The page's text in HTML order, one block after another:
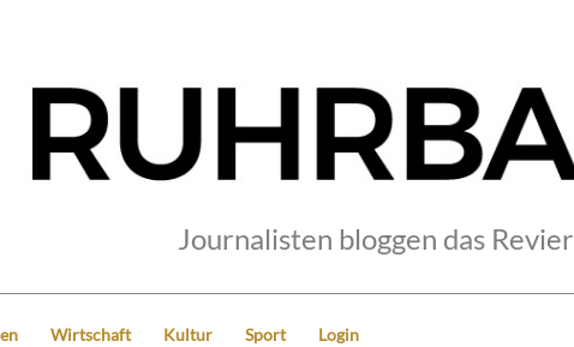
Journalisten bloggen das Revier
Wirtschaft Kultur Sport Login